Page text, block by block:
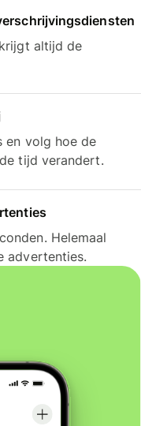
altijd de
en volg hoe de
tijd verandert.
Helemaal
advertenties.